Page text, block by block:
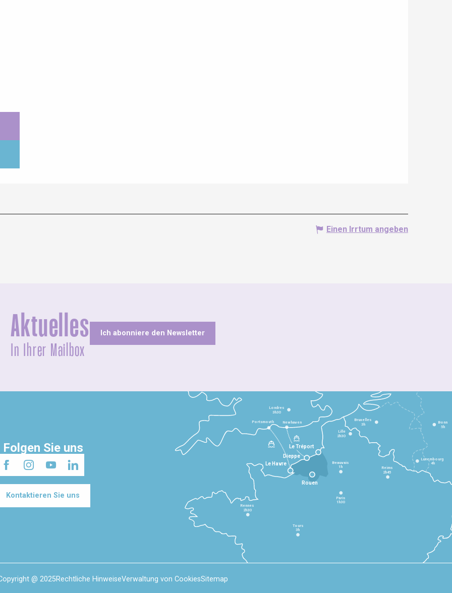
Einen Irrtum angeben
Aktuelles
In Ihrer Mailbox
Ich abonniere den Newsletter
Folgen Sie uns
Kontaktieren Sie uns
Le Havre
Dieppe
Le Tréport
Rennes
2h30
Tours
3h
Paris
1h30
Beauvais
1h Reims
2h45
Lille
2h30
Bruxelles
3h
Londres
3h30
Newhaven
Portsmouth Bonn
5h
Luxembourg
4h
Rouen
@ 2025Rechtliche HinweiseVerwaltung von CookiesSitemap